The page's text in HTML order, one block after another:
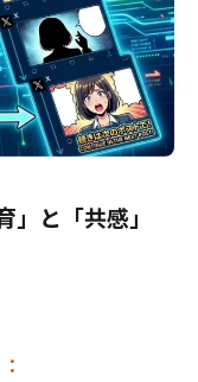
と「共感」